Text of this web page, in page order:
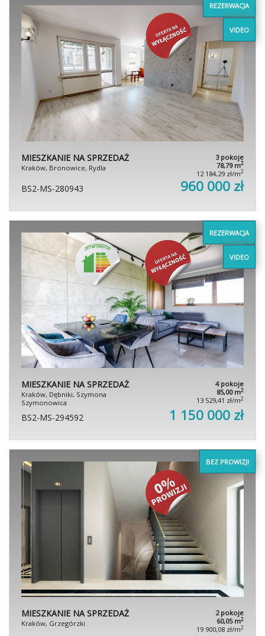
REZERWACJA
VIDEO
MIESZKANIE NA SPRZEDAŻ
Kraków, Bronowice, Rydla
3 pokoje
78,79 m2
12 184,29 zł/m2
BS2-MS-280943 960 000 zł
REZERWACJA
VIDEO
MIESZKANIE NA SPRZEDAŻ
Kraków, Dębniki, Szymona
Szymonowica
4 pokoje
85,00 m2
13 529,41 zł/m2
BS2-MS-294592 1 150 000 zł
BEZ PROWIZJI
MIESZKANIE NA SPRZEDAŻ
Kraków, Grzegórzki
2 pokoje
60,05 m2
19 900,08 zł/m2